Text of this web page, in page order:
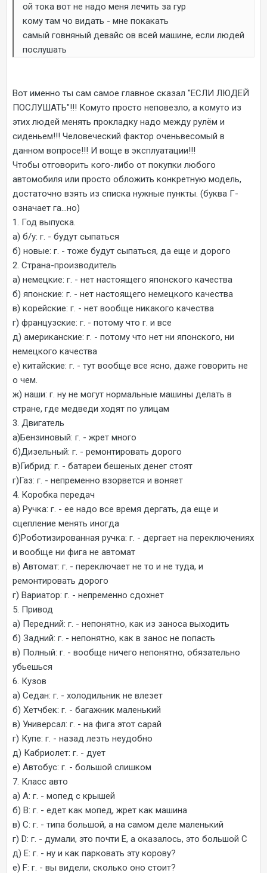
ой тока вот не надо меня лечить за гур
кому там чо видать - мне покакать
самый говняный девайс ов всей машине, если людей
послушать
Вот именно ты сам самое главное сказал "ЕСЛИ ЛЮДЕЙ
ПОСЛУШАТЬ"!!! Комуто просто неповезло, а комуто из
этих людей менять прокладку надо между рулём и
сиденьем!!! Человеческий фактор оченьвесомый в
данном вопросе!!! И воще в эксплуатации!!!
Чтобы отговорить кого-либо от покупки любого
автомобиля или просто обложить конкретную модель,
достаточно взять из списка нужные пункты. (буква Г-
означает га...но)
1. Год выпуска.
а) б/у: г. - будут сыпаться
б) новые: г. - тоже будут сыпаться, да еще и дорого
2. Страна-производитель
а) немецкие: г. - нет настоящего японского качества
б) японские: г. - нет настоящего немецкого качества
в) корейские: г. - нет вообще никакого качества
г) французские: г. - потому что г. и все
д) американские: г. - потому что нет ни японского, ни
немецкого качества
е) китайские: г. - тут вообще все ясно, даже говорить не
о чем.
ж) наши: г. ну не могут нормальные машины делать в
стране, где медведи ходят по улицам
3. Двигатель
а)Бензиновый: г. - жрет много
б)Дизельный: г. - ремонтировать дорого
в)Гибрид: г. - батареи бешеных денег стоят
г)Газ: г. - непременно взорвется и воняет
4. Коробка передач
а) Ручка: г. - ее надо все время дергать, да еще и
сцепление менять иногда
б)Роботизированная ручка: г. - дергает на переключениях
и вообще ни фига не автомат
в) Автомат: г. - переключает не то и не туда, и
ремонтировать дорого
г) Вариатор: г. - непременно сдохнет
5. Привод
а) Передний: г. - непонятно, как из заноса выходить
б) Задний: г. - непонятно, как в занос не попасть
в) Полный: г. - вообще ничего непонятно, обязательно
убьешься
6. Кузов
а) Седан: г. - холодильник не влезет
б) Хетчбек: г. - багажник маленький
в) Универсал: г. - на фига этот сарай
г) Купе: г. - назад лезть неудобно
д) Кабриолет: г. - дует
е) Автобус: г. - большой слишком
7. Класс авто
а) А: г. - мопед с крышей
б) B: г. - едет как мопед, жрет как машина
в) C: г. - типа большой, а на самом деле маленький
г) D: г. - думали, это почти Е, а оказалось, это большой C
д) E: г. - ну и как парковать эту корову?
е) F: г. - вы видели, сколько оно стоит?